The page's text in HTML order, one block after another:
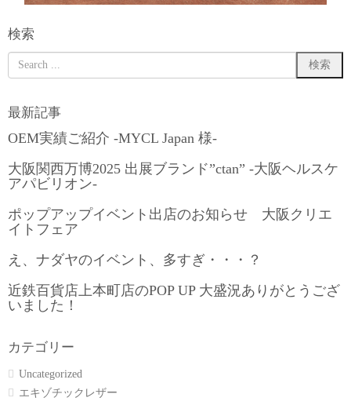
検索
最新記事
OEM実績ご紹介 -MYCL Japan 様-
大阪関西万博2025 出展ブランド”ctan” -大阪ヘルスケ
アパビリオン-
ポップアップイベント出店のお知らせ 大阪クリエ
イトフェア
え、ナダヤのイベント、多すぎ・・・？
近鉄百貨店上本町店のPOP UP 大盛況ありがとうござ
いました！
カテゴリー
Uncategorized
エキゾチックレザー